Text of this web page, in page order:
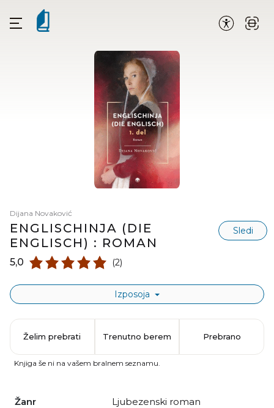
Dijana Novaković
ENGLISCHINJA (DIE
ENGLISCH) : ROMAN
Sledi
5,0 (2)
Izposoja
Žanr
ljubezenski roman
Želim prebrati Trenutno berem Prebrano
Knjiga še ni na vašem bralnem seznamu.